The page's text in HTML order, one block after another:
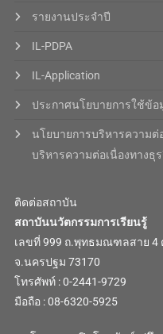
รายงานประจำปี
IL-PDPA
IL-Application
ประกาศนโยบายการใช้ข้
นโยบายการบริหารความต่
บริหารความต่อเนื่องทางธุร
ติดต่อสถาบัน
สถาบันนวัตกรรมการเรียนรู้
เลขที่ 999 ถ.พุทธมณฑลสาย
จ.นครปฐม 73170
โทรศัพท์ : 0-2441-9729
มือถือ : 08-6320-5925